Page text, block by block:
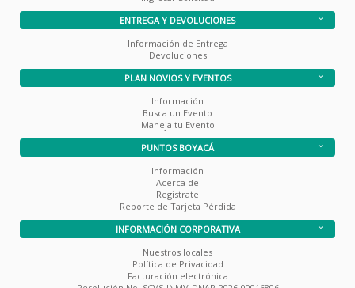
ENTREGA Y DEVOLUCIONES
Información de Entrega
Devoluciones
PLAN NOVIOS Y EVENTOS
Información
Busca un Evento
Maneja tu Evento
PUNTOS BOYACÁ
Información
Acerca de
Registrate
Reporte de Tarjeta Pérdida
INFORMACIÓN CORPORATIVA
Nuestros locales
Política de Privacidad
Facturación electrónica